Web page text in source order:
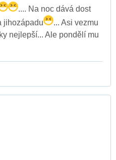
.... Na noc dává dost
jihozápadu
... Asi vezmu
nejlepší... Ale pondělí mu